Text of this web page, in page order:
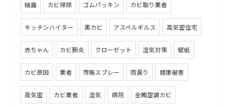
結露 カビ掃除 ゴムパッキン カビ取り業者
キッチンハイター 黒カビ アスペルギルス 高気密住宅
赤ちゃん カビ肺炎 クローゼット 湿気対策 壁紙
カビ原因 業者 市販スプレー 雨漏り 健康被害
高気密 カビ業者 湿気 病院 全館空調カビ